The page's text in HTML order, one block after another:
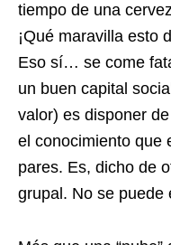
tiempo de una
¡Qué maravilla esto
Eso sí… se come
un buen capital
valor) es disponer
el conocimiento que
pares. Es, dicho de
grupal. No se puede